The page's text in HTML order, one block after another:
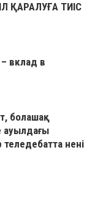
ҚАРАЛУҒА ТИІС
вклад в
болашақ
ауылдағы
нені